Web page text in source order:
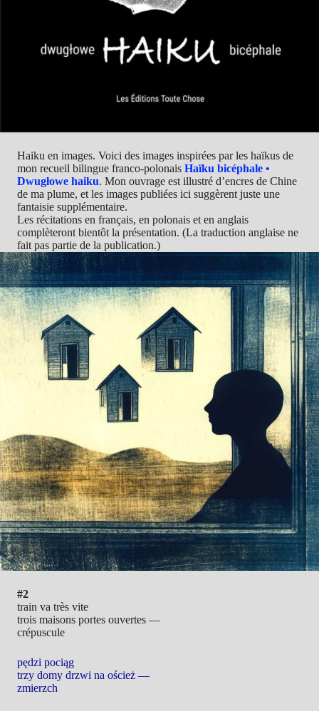
Haiku en images. Voici des images inspirées par les haïkus de
mon recueil bilingue franco-polonais Haïku bicéphale •
Dwugłowe haiku. Mon ouvrage est illustré d’encres de Chine
de ma plume, et les images publiées ici suggèrent juste une
fantaisie supplémentaire.
Les récitations en français, en polonais et en anglais
complèteront bientôt la présentation. (La traduction anglaise ne
fait pas partie de la publication.)
#2
train va très vite
trois maisons portes ouvertes —
crépuscule
pędzi pociąg
trzy domy drzwi na oścież —
zmierzch